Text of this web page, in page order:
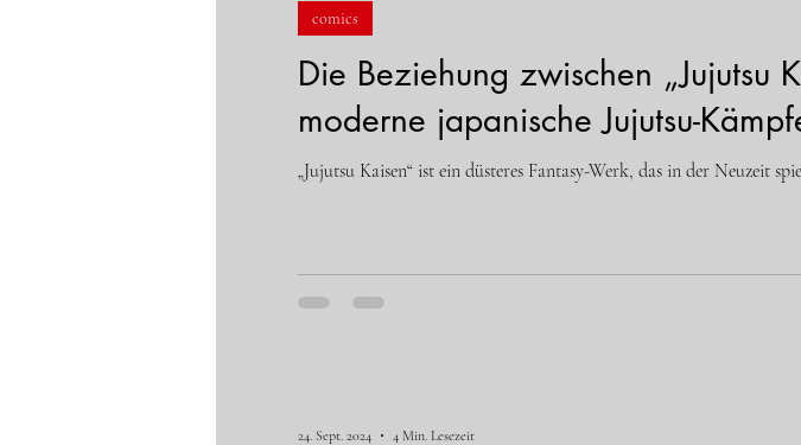
Die Beziehung zwischen „Jujutsu
moderne japanische Jujutsu-
„Jujutsu Kaisen“ ist ein düsteres Fantasy-Werk, das in der Neuzeit
comics
24. Sept. 2024 4 Min. Lesezeit